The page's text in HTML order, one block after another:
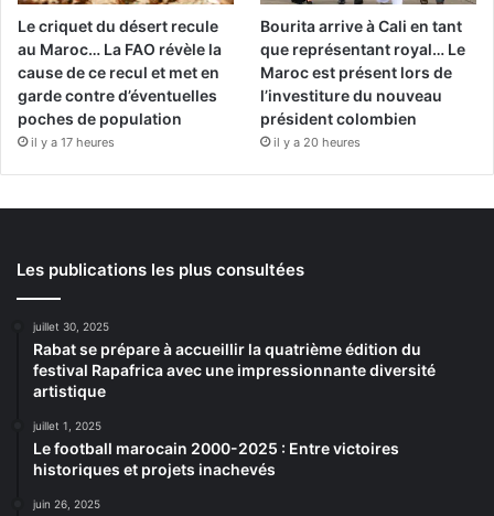
Le criquet du désert recule
au Maroc… La FAO révèle la
cause de ce recul et met en
garde contre d’éventuelles
poches de population
il y a 17 heures
Bourita arrive à Cali en tant
que représentant royal… Le
Maroc est présent lors de
l’investiture du nouveau
président colombien
il y a 20 heures
Les publications les plus consultées
juillet 30, 2025
Rabat se prépare à accueillir la quatrième édition du
festival Rapafrica avec une impressionnante diversité
artistique
juillet 1, 2025
Le football marocain 2000-2025 : Entre victoires
historiques et projets inachevés
juin 26, 2025